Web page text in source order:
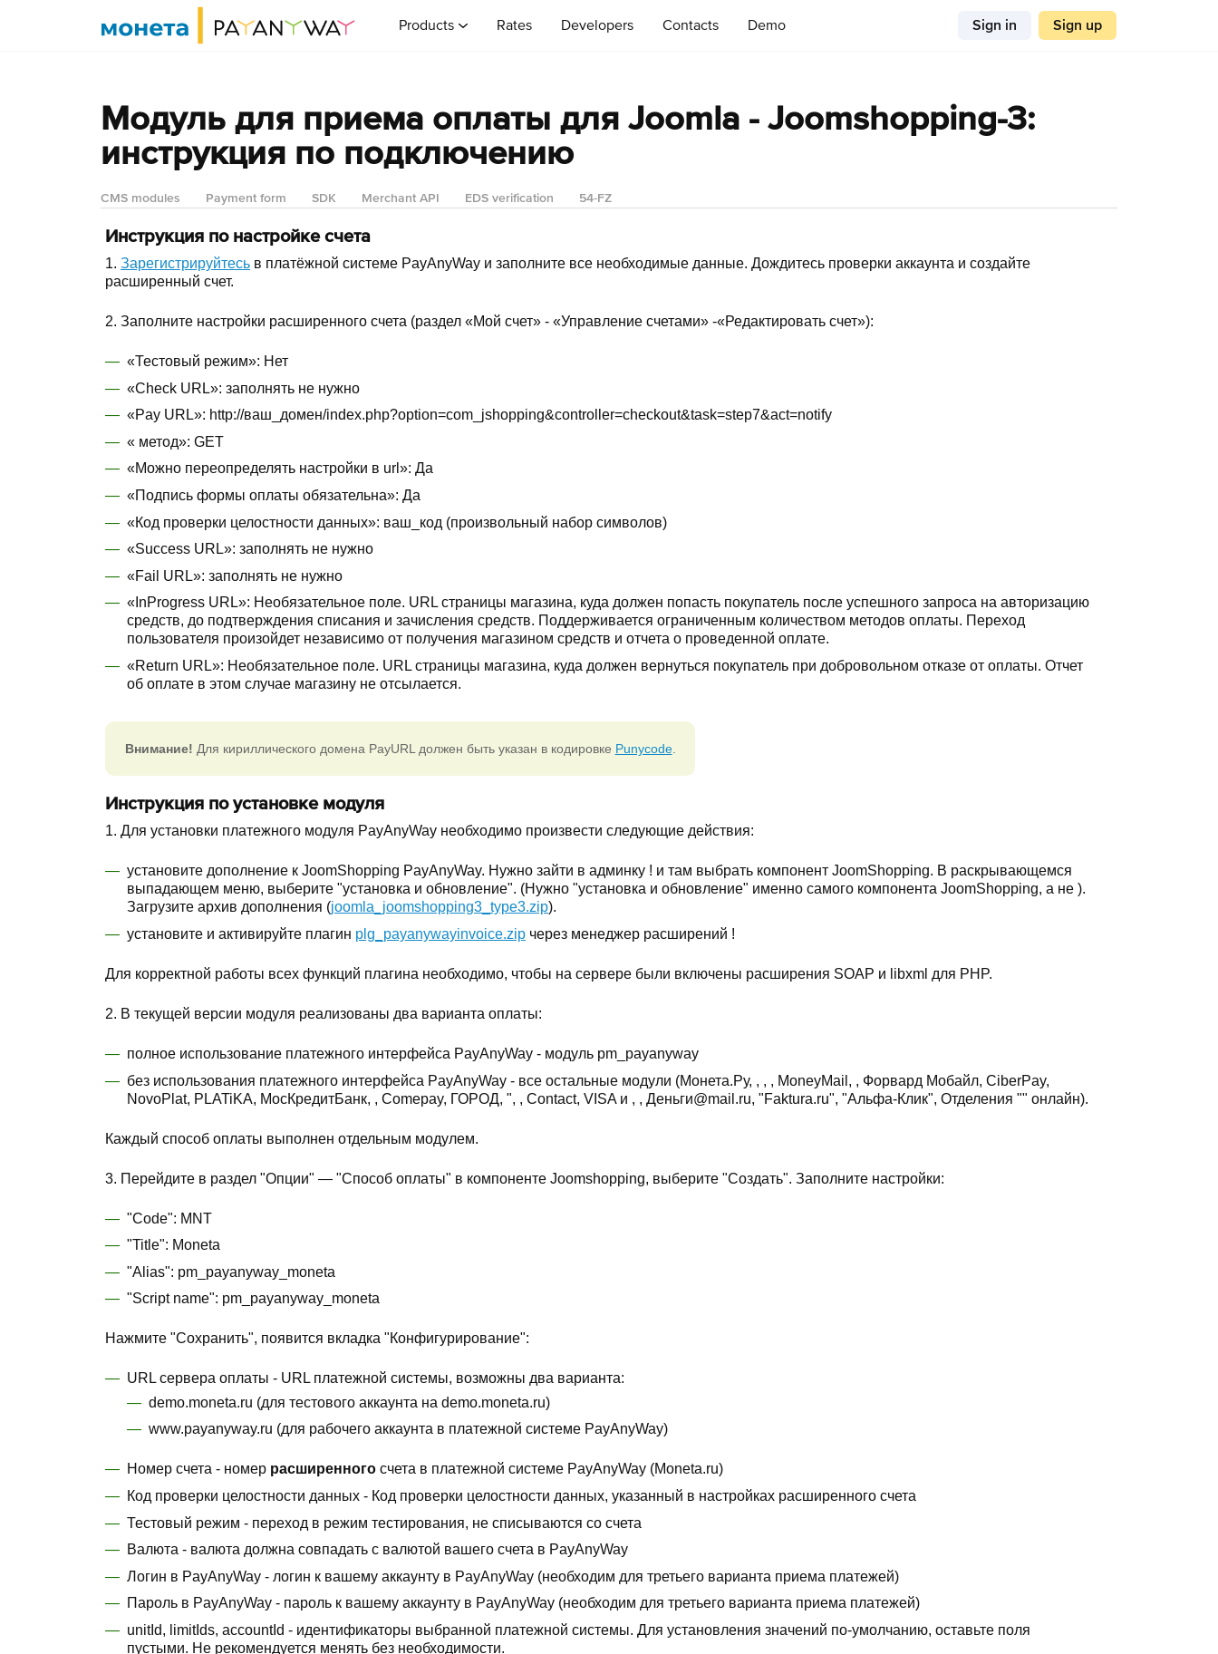
Products Rates Developers Contacts Demo Sign in Sign up
Модуль для приема оплаты для Joomla - Joomshopping-3:
инструкция по подключению
CMS modules Payment form SDK Merchant API EDS verification 54-FZ
Инструкция по настройке счета
1. Зарегистрируйтесь в платёжной системе PayAnyWay и заполните все необходимые данные. Дождитесь проверки аккаунта и создайте
расширенный счет.
2. Заполните настройки расширенного счета (раздел «Мой счет» - «Управление счетами» -«Редактировать счет»):
«Тестовый режим»: Нет
«Check URL»: заполнять не нужно
«Pay URL»: http://ваш_домен/index.php?option=com_jshopping&controller=checkout&task=step7&act=notify
« метод»: GET
«Можно переопределять настройки в url»: Да
«Подпись формы оплаты обязательна»: Да
«Код проверки целостности данных»: ваш_код (произвольный набор символов)
«Success URL»: заполнять не нужно
«Fail URL»: заполнять не нужно
«InProgress URL»: Необязательное поле. URL страницы магазина, куда должен попасть покупатель после успешного запроса на авторизацию
средств, до подтверждения списания и зачисления средств. Поддерживается ограниченным количеством методов оплаты. Переход
пользователя произойдет независимо от получения магазином средств и отчета о проведенной оплате.
«Return URL»: Необязательное поле. URL страницы магазина, куда должен вернуться покупатель при добровольном отказе от оплаты. Отчет
об оплате в этом случае магазину не отсылается.
Внимание! Для кириллического домена PayURL должен быть указан в кодировке Punycode.
Инструкция по установке модуля
1. Для установки платежного модуля PayAnyWay необходимо произвести следующие действия:
установите дополнение к JoomShopping PayAnyWay. Нужно зайти в админку ! и там выбрать компонент JoomShopping. В раскрывающемся
выпадающем меню, выберите "установка и обновление". (Нужно "установка и обновление" именно самого компонента JoomShopping, а не ).
Загрузите архив дополнения (joomla_joomshopping3_type3.zip).
установите и активируйте плагин plg_payanywayinvoice.zip через менеджер расширений !
Для корректной работы всех функций плагина необходимо, чтобы на сервере были включены расширения SOAP и libxml для PHP.
2. В текущей версии модуля реализованы два варианта оплаты:
полное использование платежного интерфейса PayAnyWay - модуль pm_payanyway
без использования платежного интерфейса PayAnyWay - все остальные модули (Монета.Ру, , , , MoneyMail, , Форвард Мобайл, CiberPay,
NovoPlat, PLATiKA, МосКредитБанк, , Comepay, ГОРОД, ", , Contact, VISA и , , Деньги@mail.ru, "Faktura.ru", "Альфа-Клик", Отделения "" онлайн).
Каждый способ оплаты выполнен отдельным модулем.
3. Перейдите в раздел "Опции" — "Способ оплаты" в компоненте Joomshopping, выберите "Создать". Заполните настройки:
"Code": MNT
"Title": Moneta
"Alias": pm_payanyway_moneta
"Script name": pm_payanyway_moneta
Нажмите "Сохранить", появится вкладка "Конфигурирование":
URL сервера оплаты - URL платежной системы, возможны два варианта:
demo.moneta.ru (для тестового аккаунта на demo.moneta.ru)
www.payanyway.ru (для рабочего аккаунта в платежной системе PayAnyWay)
Номер счета - номер расширенного счета в платежной системе PayAnyWay (Moneta.ru)
Код проверки целостности данных - Код проверки целостности данных, указанный в настройках расширенного счета
Тестовый режим - переход в режим тестирования, не списываются со счета
Валюта - валюта должна совпадать с валютой вашего счета в PayAnyWay
Логин в PayAnyWay - логин к вашему аккаунту в PayAnyWay (необходим для третьего варианта приема платежей)
Пароль в PayAnyWay - пароль к вашему аккаунту в PayAnyWay (необходим для третьего варианта приема платежей)
unitId, limitIds, accountId - идентификаторы выбранной платежной системы. Для установления значений по-умолчанию, оставьте поля
пустыми. Не рекомендуется менять без необходимости.